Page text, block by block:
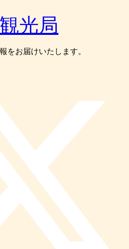
をお届けいたします。